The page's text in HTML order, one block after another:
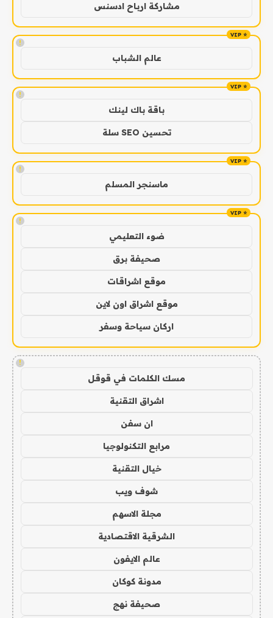
مشاركة ارباح ادسنس
!
عالم الشباب
!
باقة باك لينك
تحسين SEO سلة
!
ماسنجر المسلم
!
ضوء التعليمي
صحيفة برق
موقع اشراقات
موقع اشراق اون لاين
اركان سياحة وسفر
!
مسك الكلمات في قوقل
اشراق التقنية
ان سفن
مرابع التكنولوجيا
خيال التقنية
شوف ويب
مجلة الاسهم
الشرقية الاقتصادية
عالم الايفون
مدونة كوكان
صحيفة نهج